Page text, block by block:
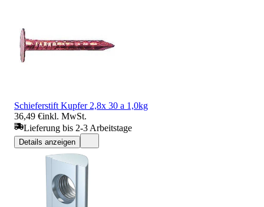
Schieferstift Kupfer 2,8x 30 a 1,0kg
36,49 €inkl. MwSt.
Lieferung bis 2-3 Arbeitstage
Details anzeigen